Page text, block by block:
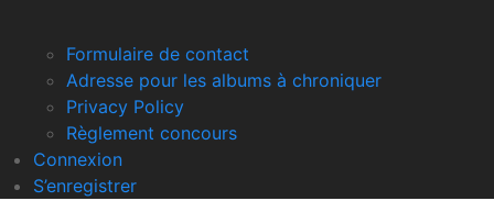
Formulaire de contact
Adresse pour les albums à chroniquer
Privacy Policy
Règlement concours
Connexion
S’enregistrer